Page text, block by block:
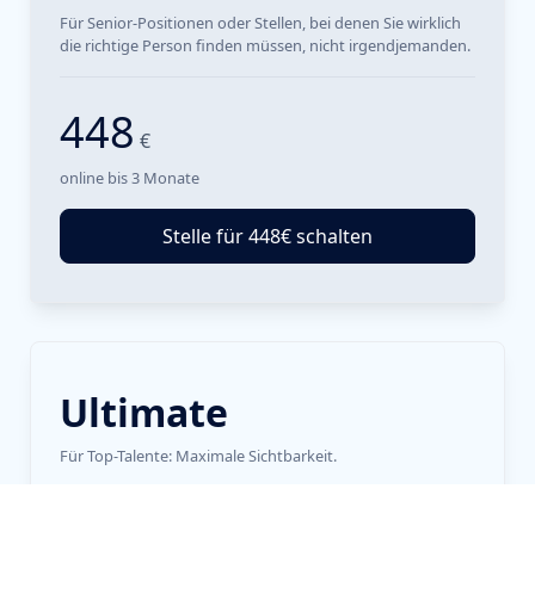
Für Senior-Positionen oder Stellen, bei denen Sie wirklich
die richtige Person finden müssen, nicht irgendjemanden.
448 €
online bis 3 Monate
Stelle für 448€ schalten
Ultimate
Für Top-Talente: Maximale Sichtbarkeit.